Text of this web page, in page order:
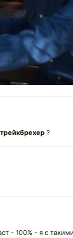
?
- 100% - я с